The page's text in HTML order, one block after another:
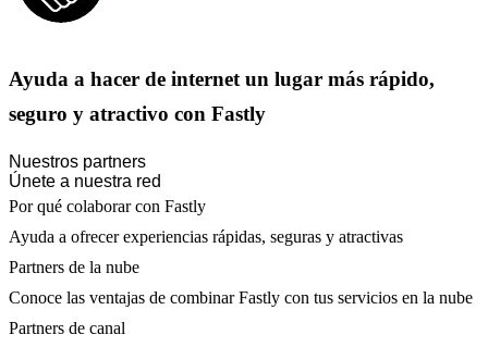
Ayuda a hacer de internet un lugar más rápido,
seguro y atractivo con Fastly
Nuestros partners
Únete a nuestra red
Por qué colaborar con Fastly
Ayuda a ofrecer experiencias rápidas, seguras y atractivas
Partners de la nube
Conoce las ventajas de combinar Fastly con tus servicios en la nube
Partners de canal